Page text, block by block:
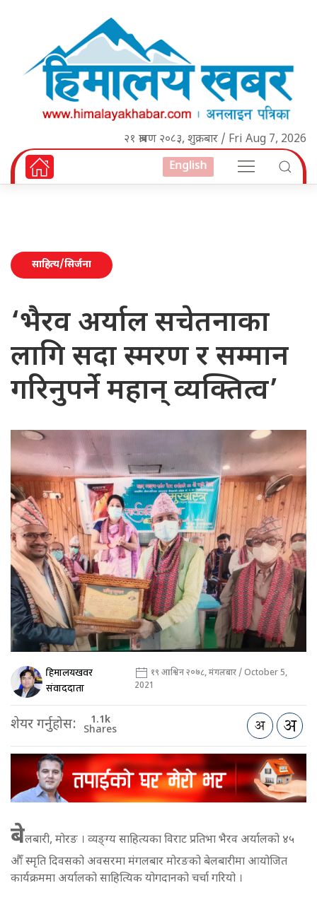
२१ श्रावण २०८३, शुक्रबार / Fri Aug 7, 2026
English
साहित्य/सिर्जना
‘भैरव अर्याल सचेतनाका
लागि सदा स्मरण र सम्मान
गरिनुपर्ने महान् व्यक्तित्व’
हिमालयखवर
संवाददाता
१९ आश्विन २०७८, मंगलबार / October 5,
2021
शेयर गर्नुहोस: 1.1k
Shares
बेलबारी, मोरङ । व्यङ्ग्य साहित्यका विराट प्रतिभा भैरव अर्यालको ४५
औँ स्मृति दिवसको अवसरमा मंगलबार मोरङको बेलबारीमा आयोजित
कार्यक्रममा अर्यालको साहित्यिक योगदानको चर्चा गरियो ।